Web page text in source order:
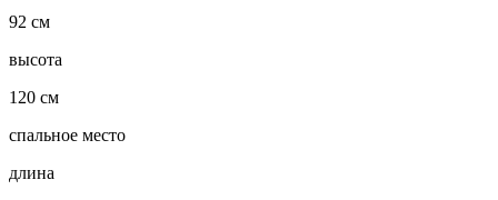
92 см
высота
120 см
спальное место
длина